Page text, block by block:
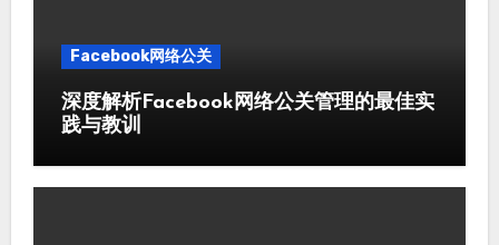
Facebook网络公关
深度解析Facebook网络公关管理的最佳实
践与教训